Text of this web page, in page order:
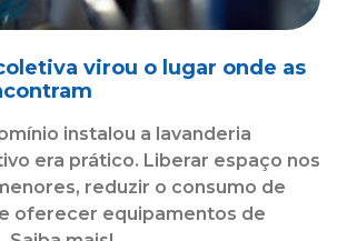
virou o lugar onde as
instalou a lavanderia
era prático. Liberar espaço nos
reduzir o consumo de
oferecer equipamentos de